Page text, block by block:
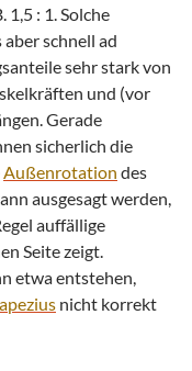
1,5 : 1. Solche
schnell ad
sehr stark von
und (vor
Gerade
sicherlich die
Außenrotation des
ausgesagt werden,
auffällige
Seite zeigt.
etwa entstehen,
nicht korrekt